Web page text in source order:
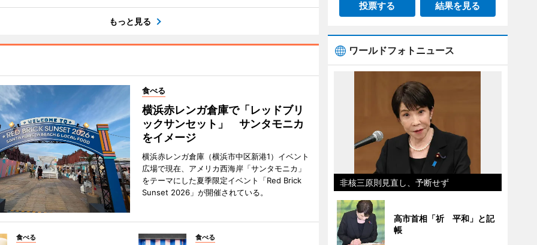
もっと見る
食べる
横浜赤レンガ倉庫で「レッドブリ
ックサンセット」 サンタモニカ
をイメージ
横浜赤レンガ倉庫（横浜市中区新港1）イベント
広場で現在、アメリカ西海岸「サンタモニカ」
をテーマにした夏季限定イベント「Red Brick
Sunset 2026」が開催されている。
食べる 食べる
投票する 結果を見る
ワールドフォトニュース
非核三原則見直し、予断せず
高市首相「祈 平和」と記
帳